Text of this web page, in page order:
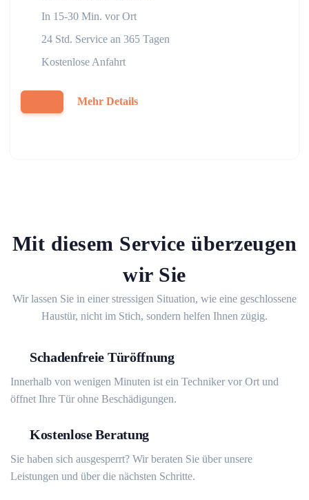
In 15-30 Min. vor Ort
24 Std. Service an 365 Tagen
Kostenlose Anfahrt
Mehr Details
Mit diesem Service überzeugen
wir Sie
Wir lassen Sie in einer stressigen Situation, wie eine geschlossene
Haustür, nicht im Stich, sondern helfen Ihnen zügig.
Schadenfreie Türöffnung
Innerhalb von wenigen Minuten ist ein Techniker vor Ort und
öffnet Ihre Tür ohne Beschädigungen.
Kostenlose Beratung
Sie haben sich ausgesperrt? Wir beraten Sie über unsere
Leistungen und über die nächsten Schritte.